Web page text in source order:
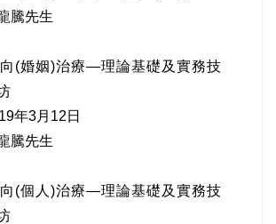
騰先生
向(婚姻)治療—理論基礎及實務技
年3月12日
騰先生
向(個人)治療—理論基礎及實務技